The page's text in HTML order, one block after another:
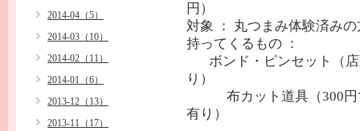
円）
対象 ： 丸つまみ体験済みの
持ってくるもの ：
ボンド・ピンセット（店
り）
布カット道具（300円
有り）
2014-04（5）
2014-03（10）
2014-02（11）
2014-01（6）
2013-12（13）
2013-11（17）